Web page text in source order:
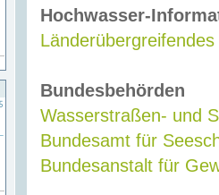
Hochwasser-
Bundesbehörden
Wasserstraßen- und
Bundesamt für
Bundesanstalt für